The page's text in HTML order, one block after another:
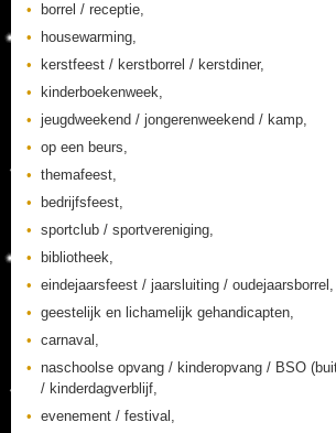
borrel / receptie,
housewarming,
kerstfeest / kerstborrel / kerstdiner,
kinderboekenweek,
jeugdweekend / jongerenweekend / kamp,
op een beurs,
themafeest,
bedrijfsfeest,
sportclub / sportvereniging,
bibliotheek,
eindejaarsfeest / jaarsluiting / oudejaarsborrel,
geestelijk en lichamelijk gehandicapten,
carnaval,
naschoolse opvang / kinderopvang / BSO
/ kinderdagverblijf,
evenement / festival,